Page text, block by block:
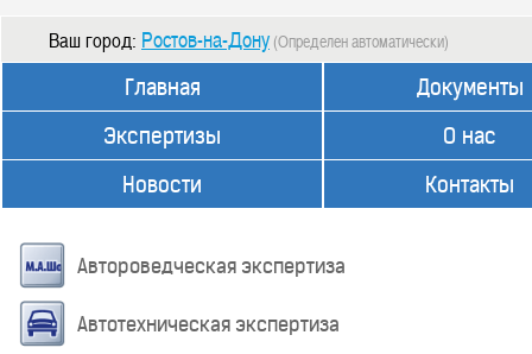
Ваш город: Ростов-на-Дону (Определен автоматически)
Главная
Экспертизы
Новости
Документы
О нас
Контакты
Автороведческая экспертиза
Автотехническая экспертиза